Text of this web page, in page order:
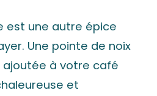
est une autre épice
Une pointe de noix
à votre café
et